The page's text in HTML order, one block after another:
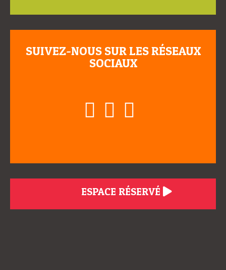
SUIVEZ-NOUS SUR LES RÉSEAUX
SOCIAUX
ESPACE RÉSERVÉ